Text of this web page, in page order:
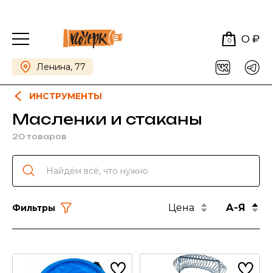
0 0 ₽
Ленина, 77
ИНСТРУМЕНТЫ
Масленки и стаканы
20 товаров
Фильтры Цена А-Я